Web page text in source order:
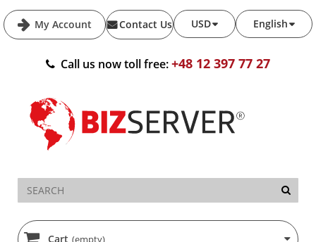
My Account English
USD
Contact Us
Call us now toll free:+48 12 397 77 27
Cart (empty)